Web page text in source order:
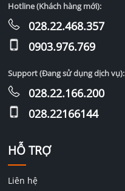
HỖ TRỢ
Liên hệ
Hotline (Khách hàng mới):
028.22.468.357
0903.976.769
Support (Đang sử dụng dịch vụ):
028.22.166.200
028.22166144